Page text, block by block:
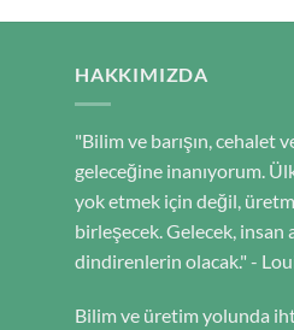
HAKKIMIZDA
"Bilim ve barışın, cehalet
geleceğine inanıyorum.
yok etmek için değil,
birleşecek. Gelecek, insan
dindirenlerin olacak." -
Bilim ve üretim yolunda